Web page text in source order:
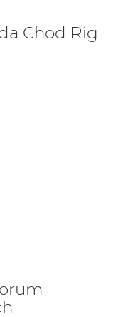
Chod Rig